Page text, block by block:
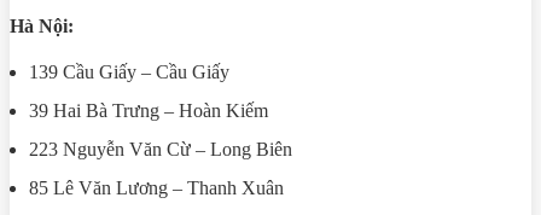
Hà Nội:
139 Cầu Giấy – Cầu Giấy
39 Hai Bà Trưng – Hoàn Kiếm
223 Nguyễn Văn Cừ – Long Biên
85 Lê Văn Lương – Thanh Xuân